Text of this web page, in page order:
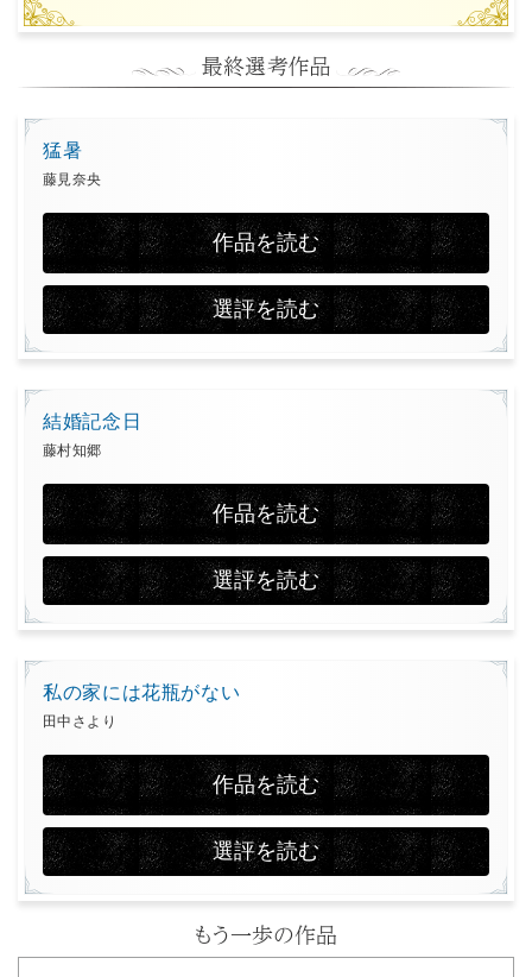
猛暑
藤見奈央
作品を読む
選評を読む
結婚記念日
藤村知郷
作品を読む
選評を読む
私の家には花瓶がない
田中さより
作品を読む
選評を読む